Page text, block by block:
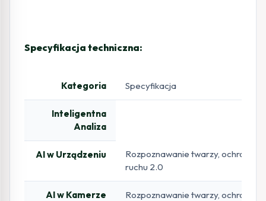
Specyfikacja techniczna:
Kategoria Specyfikacja
Inteligentna
Analiza
AI w Urządzeniu
Rozpoznawanie twarzy, ochrona
ruchu 2.0
AI w Kamerze
Rozpoznawanie twarzy, ochrona